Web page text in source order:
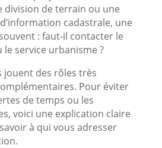
division de terrain ou une
cadastrale, une
: faut-il contacter le
le service urbanisme ?
jouent des rôles très
Pour éviter
de temps ou les
voici une explication claire
à qui vous adresser